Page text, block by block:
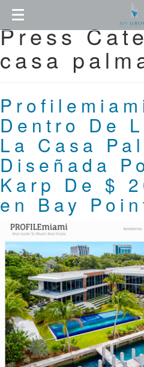
Press
casa
Dentro De
La Casa
Diseñada
Karp De $
en Bay